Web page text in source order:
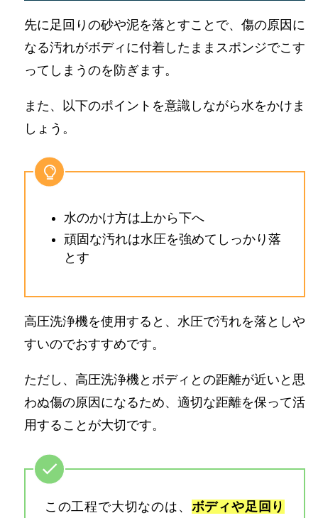
先に足回りの砂や泥を落とすことで、傷の原因に
なる汚れがボディに付着したままスポンジでこす
ってしまうのを防ぎます。
また、以下のポイントを意識しながら水をかけま
しょう。
水のかけ方は上から下へ
頑固な汚れは水圧を強めてしっかり落
とす
高圧洗浄機を使用すると、水圧で汚れを落としや
すいのでおすすめです。
ただし、高圧洗浄機とボディとの距離が近いと思
わぬ傷の原因になるため、適切な距離を保って活
用することが大切です。
この工程で大切なのは、 ボディや足回り